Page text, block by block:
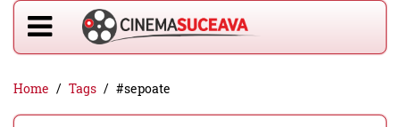
Home Tags #sepoate